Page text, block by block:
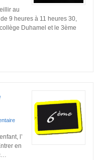
au
9 heures à 11 heures 30,
Duhamel et le 3ème
l’
en